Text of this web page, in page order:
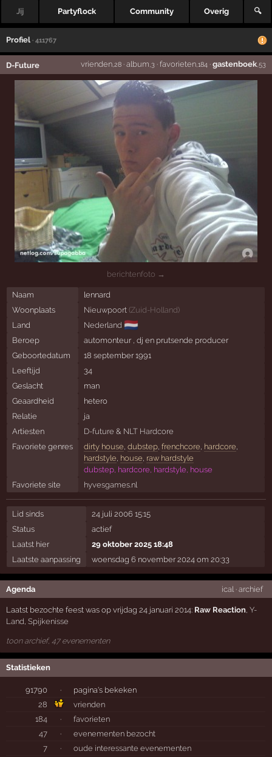
Jij Partyflock Community Overig 🔍
Profiel · 411767
D-Future vrienden,28· album ,3· favorieten,184· gastenboek,53
berichtenfoto →
Naam
lennard
Woonplaats
Nieuwpoort (Zuid-Holland)
Land
Nederland 🇳🇱
Beroep
automonteur , dj en prutsende producer
Geboortedatum
18 september 1991
Leeftijd
34
Geslacht
man
Geaardheid
hetero
Relatie
ja
Artiesten
D-future & NLT Hardcore
Favoriete genres
dirty house dubstep, frenchcore hardcore
hardstyle house raw hardstyle
dubstep, hardcore, hardstyle, house
Favoriete site
hyvesgames.nl
Lid sinds
24 juli 2006 15:15
Status
actief
Laatst hier
29 oktober 2025 18:48
Laatste aanpassing
woensdag 6 november 2024 om 20:33
Agenda ical · archief
Laatst bezochte feest was op vrijdag 24 januari 2014: Raw Reaction,Y-
Land,Spijkenisse
toon archief, 47 evenementen
Statistieken
91790 ·
pagina's bekeken
28
vrienden
184
·
favorieten
47
·
evenementen bezocht
7
·
oude interessante evenementen